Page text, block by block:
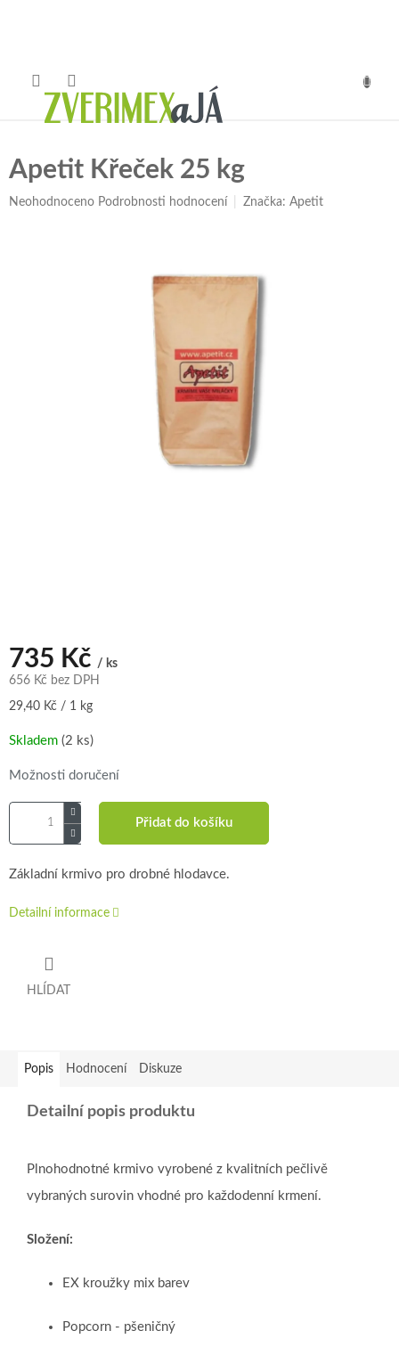
Apetit Křeček 25 kg
Průměrné
Neohodnoceno Podrobnosti hodnocení Značka:Apetit
735 Kč / ks
656 Kč bez DPH
Měrná
29,40 Kč / 1 kg
Skladem (2 ks)
Možnosti doručení
Přidat do košíku
Základní krmivo pro drobné hlodavce.
Detailní informace
HLÍDAT
Popis Hodnocení Diskuze
Detailní popis produktu
Plnohodnotné krmivo vyrobené z kvalitních pečlivě
vybraných surovin vhodné pro každodenní krmení.
Složení:
EX kroužky mix barev
Popcorn - pšeničný